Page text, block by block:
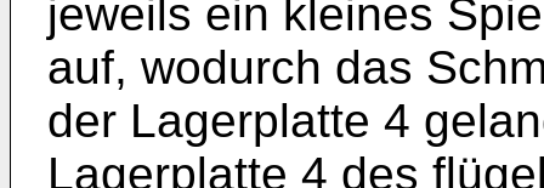
jeweils ein kleines
auf, wodurch das
der Lagerplatte 4
Lagerplatte 4 des